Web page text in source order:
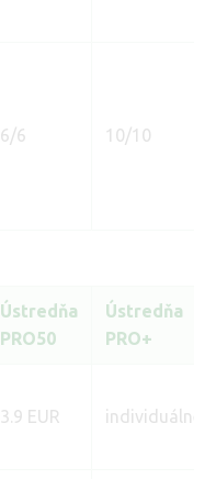
6/6 10/10
Ústredňa
PRO50
Ústredňa
PRO+
3.9 EUR individuálne